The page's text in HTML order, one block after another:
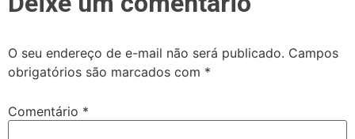
O seu endereço de e-mail não será publicado. Campos
obrigatórios são marcados com *
Comentário *